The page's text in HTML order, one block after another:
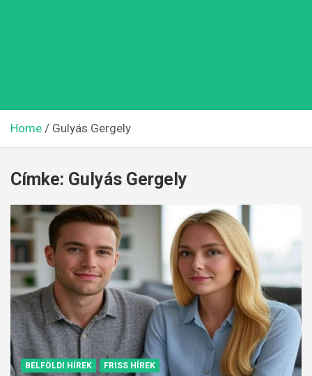
Home Gulyás Gergely
Címke: Gulyás Gergely
BELFÖLDI HÍREK FRISS HÍREK